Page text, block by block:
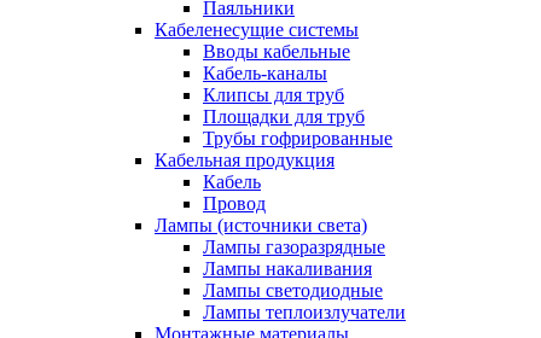
Паяльники
Кабеленесущие системы
Вводы кабельные
Кабель-каналы
Клипсы для труб
Площадки для труб
Трубы гофрированные
Кабельная продукция
Кабель
Провод
Лампы (источники света)
Лампы газоразрядные
Лампы накаливания
Лампы светодиодные
Лампы теплоизлучатели
Монтажные материалы